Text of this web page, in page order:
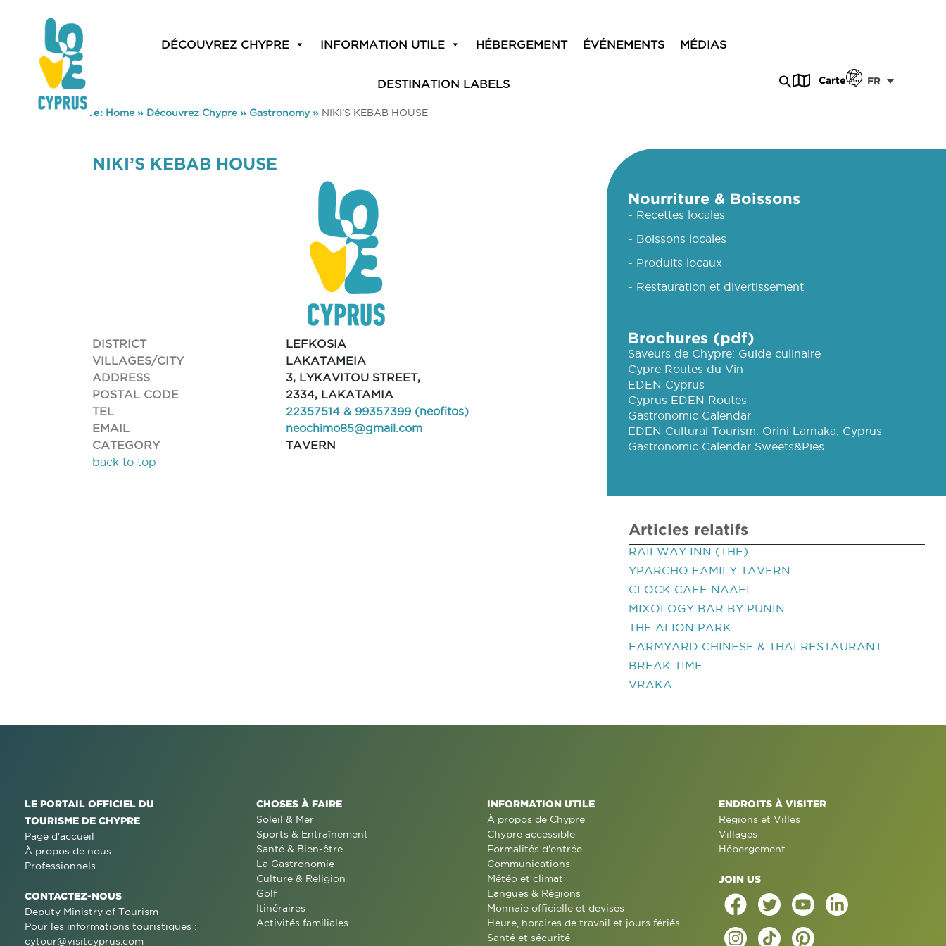
DÉCOUVREZ CHYPRE INFORMATION UTILE HÉBERGEMENT ÉVÉNEMENTS MÉDIAS
DESTINATION LABELS Carte FR
You are here: Home» Découvrez Chypre» Gastronomy» NIKI’S KEBAB HOUSE
NIKI’S KEBAB HOUSE
DISTRICT
LEFKOSIA
VILLAGES/CITY
LAKATAMEIA
ADDRESS
3, LYKAVITOU STREET,
POSTAL CODE
2334, LAKATAMIA
TEL
22357514 & 99357399 (neofitos)
EMAIL
neochimo85@gmail.com
CATEGORY
TAVERN
back to top
Nourriture & Boissons
- Recettes locales
- Boissons locales
- Produits locaux
- Restauration et divertissement
Brochures (pdf)
Saveurs de Chypre: Guide culinaire
Cypre Routes du Vin
EDEN Cyprus
Cyprus EDEN Routes
Gastronomic Calendar
EDEN Cultural Tourism: Orini Larnaka, Cyprus
Gastronomic Calendar Sweets&Pies
Articles relatifs
RAILWAY INN (THE)
YPARCHO FAMILY TAVERN
CLOCK CAFE NAAFI
MIXOLOGY BAR BY PUNIN
THE ALION PARK
FARMYARD CHINESE & THAI RESTAURANT
BREAK TIME
VRAKA
LE PORTAIL OFFICIEL DU
TOURISME DE CHYPRE
Page d'accueil
À propos de nous
Professionnels
CONTACTEZ-NOUS
Deputy Ministry of Tourism
Pour les informations touristiques :
cytour@visitcyprus.com
CHOSES À FAIRE
Soleil & Mer
Sports & Entraînement
Santé & Bien-être
La Gastronomie
Culture & Religion
Golf
Itinéraires
Activités familiales
INFORMATION UTILE
À propos de Chypre
Chypre accessible
Formalités d'entrée
Communications
Météo et climat
Langues & Régions
Monnaie officielle et devises
Heure, horaires de travail et jours fériés
Santé et sécurité
ENDROITS À VISITER
Régions et Villes
Villages
Hébergement
JOIN US